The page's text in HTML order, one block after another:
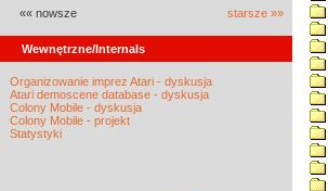
«« nowsze starsze »»
Wewnętrzne/Internals
Organizowanie imprez Atari - dyskusja
Atari demoscene database - dyskusja
Colony Mobile - dyskusja
Colony Mobile - projekt
Statystyki